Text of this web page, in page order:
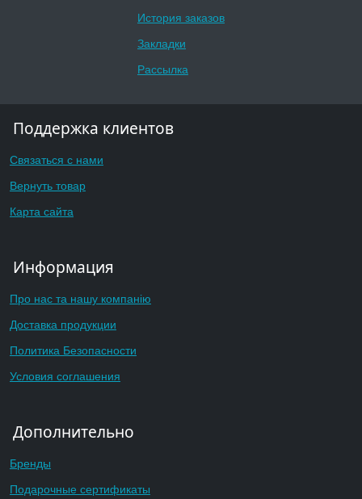
История заказов
Закладки
Рассылка
Поддержка клиентов
Связаться с нами
Вернуть товар
Карта сайта
Информация
Про нас та нашу компанію
Доставка продукции
Политика Безопасности
Условия соглашения
Дополнительно
Бренды
Подарочные сертификаты